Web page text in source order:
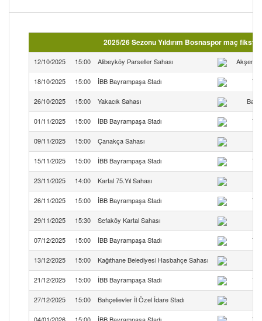
2025/26 Sezonu Yıldırım Bosnaspor maç
12/10/2025 15:00 Alibeyköy Parseller Sahası
18/10/2025 15:00 İBB Bayrampaşa Stadı
26/10/2025 15:00 Yakacık Sahası
01/11/2025 15:00 İBB Bayrampaşa Stadı
09/11/2025 15:00 Çanakça Sahası
15/11/2025 15:00 İBB Bayrampaşa Stadı
23/11/2025 14:00 Kartal 75.Yıl Sahası
26/11/2025 15:00 İBB Bayrampaşa Stadı
29/11/2025 15:30 Sefaköy Kartal Sahası
07/12/2025 15:00 İBB Bayrampaşa Stadı
13/12/2025 15:00 Kağıthane Belediyesi Hasbahçe Sahası
21/12/2025 15:00 İBB Bayrampaşa Stadı
27/12/2025 15:00 Bahçelievler İl Özel İdare Stadı